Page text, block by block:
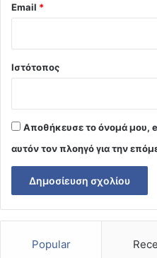
Email *
Ιστότοπος
Αποθήκευσε το όνομά μου,
αυτόν τον πλοηγό για την
Popular